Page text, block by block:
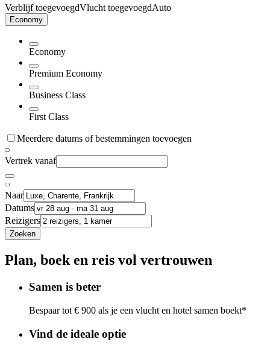
Verblijf toegevoegdVlucht toegevoegdAuto
Economy
Economy
Premium Economy
Business Class
First Class
Meerdere datums of bestemmingen toevoegen
Vertrek vanaf
Naar
Datums
Reizigers
Zoeken
Plan, boek en reis vol vertrouwen
Samen is beter
Bespaar tot € 900 als je een vlucht en hotel samen boekt*
Vind de ideale optie